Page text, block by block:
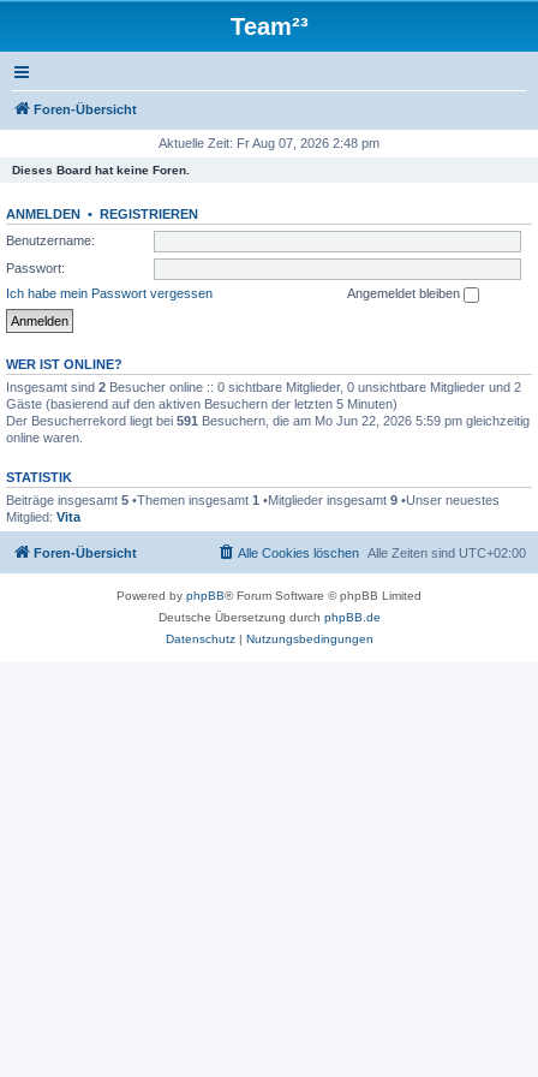
Team²³
Foren-Übersicht
Aktuelle Zeit: Fr Aug 07, 2026 2:48 pm
Dieses Board hat keine Foren.
ANMELDEN • REGISTRIEREN
Benutzername:
Passwort:
Ich habe mein Passwort vergessen
Angemeldet bleiben
WER IST ONLINE?
Insgesamt sind 2 Besucher online :: 0 sichtbare Mitglieder, 0 unsichtbare Mitglieder und 2
Gäste (basierend auf den aktiven Besuchern der letzten 5 Minuten)
Der Besucherrekord liegt bei 591 Besuchern, die am Mo Jun 22, 2026 5:59 pm gleichzeitig
online waren.
STATISTIK
Beiträge insgesamt 5 •Themen insgesamt 1 •Mitglieder insgesamt 9 •Unser neuestes
Mitglied: Vita
Foren-Übersicht Alle Zeiten sind UTC+02:00
Alle Cookies löschen
Powered by phpBB® Forum Software © phpBB Limited
Deutsche Übersetzung durch phpBB.de
Datenschutz| Nutzungsbedingungen